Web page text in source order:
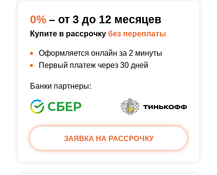
0% – от 3 до 12 месяцев
Купите в рассрочку без переплаты
Оформляется онлайн за 2 минуты
Первый платеж через 30 дней
Банки партнеры:
ЗАЯВКА НА РАССРОЧКУ